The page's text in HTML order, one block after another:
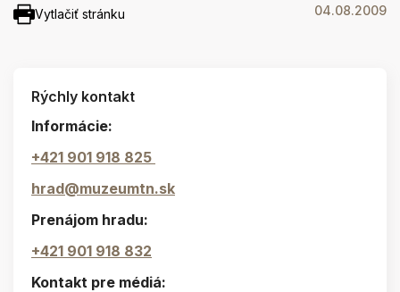
Vytlačiť stránku 04.08.2009
Rýchly kontakt
Informácie:
+421 901 918 825
hrad@muzeumtn.sk
Prenájom hradu:
+421 901 918 832
Kontakt pre médiá: